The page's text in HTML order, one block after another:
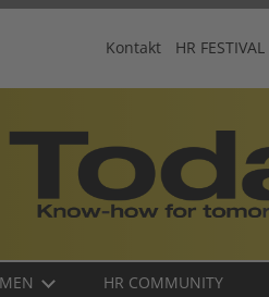
Kontakt HR
HR COMMUNITY